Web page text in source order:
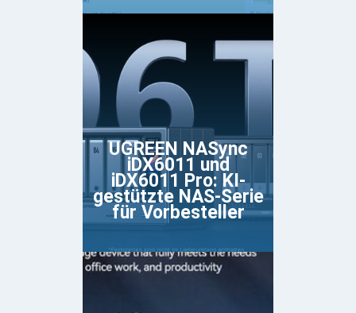
UGREEN NASync
iDX6011 und
iDX6011 Pro: KI-
gestützte NAS-Serie
für Vorbesteller